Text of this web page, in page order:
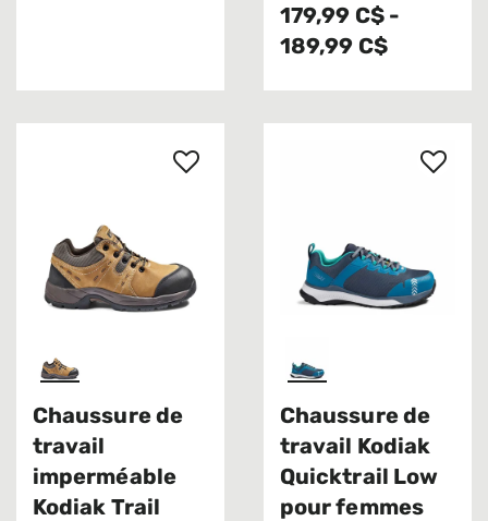
179,99 C$ -
189,99 C$
Chaussure de
travail
imperméable
Kodiak Trail
Chaussure de
travail Kodiak
Quicktrail Low
pour femmes